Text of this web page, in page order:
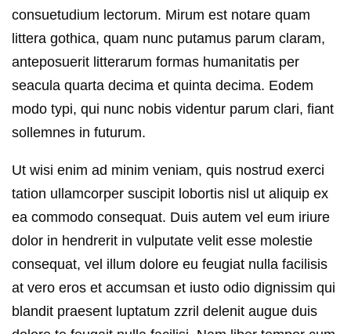
consuetudium lectorum. Mirum est notare quam
littera gothica, quam nunc putamus parum claram,
anteposuerit litterarum formas humanitatis per
seacula quarta decima et quinta decima. Eodem
modo typi, qui nunc nobis videntur parum clari, fiant
sollemnes in futurum.
Ut wisi enim ad minim veniam, quis nostrud exerci
tation ullamcorper suscipit lobortis nisl ut aliquip ex
ea commodo consequat. Duis autem vel eum iriure
dolor in hendrerit in vulputate velit esse molestie
consequat, vel illum dolore eu feugiat nulla facilisis
at vero eros et accumsan et iusto odio dignissim qui
blandit praesent luptatum zzril delenit augue duis